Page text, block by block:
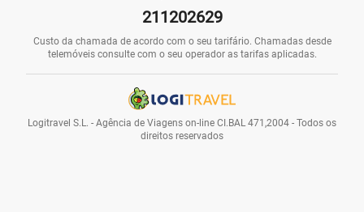
211202629
Custo da chamada de acordo com o seu tarifário. Chamadas desde
telemóveis consulte com o seu operador as tarifas aplicadas.
Logitravel S.L. - Agência de Viagens on-line CI.BAL 471,2004 - Todos os
direitos reservados